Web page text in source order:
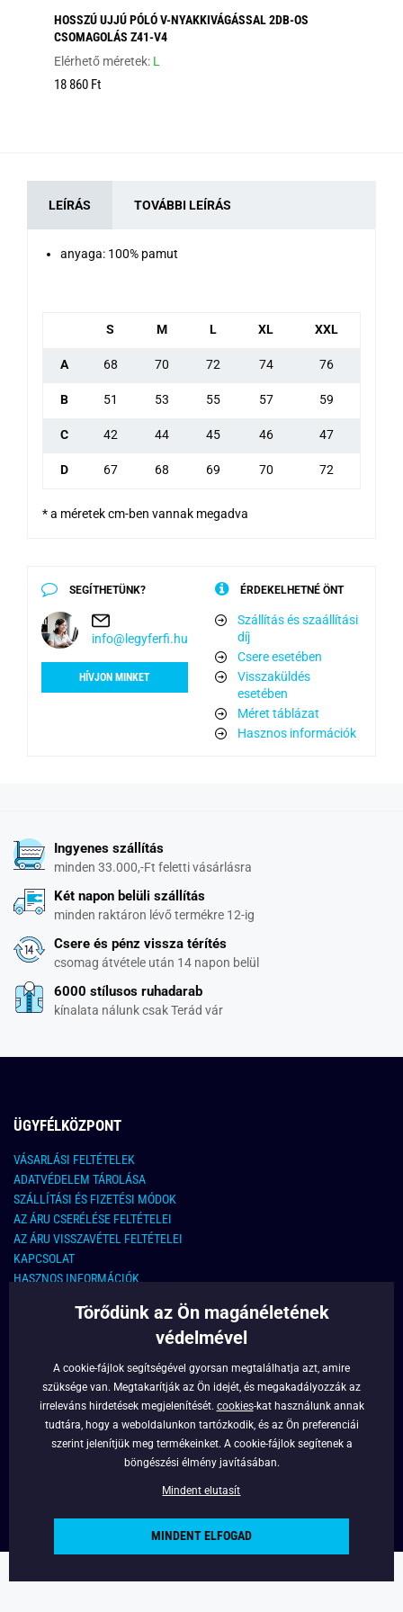
HOSSZÚ UJJÚ PÓLÓ V-NYAKKIVÁGÁSSAL 2DB-OS
CSOMAGOLÁS Z41-V4
Elérhető méretek: L
18 860 Ft
LEÍRÁS TOVÁBBI LEÍRÁS
anyaga: 100% pamut
S M L XL XXL
A 68 70 72 74 76
B 51 53 55 57 59
C 42 44 45 46 47
D 67 68 69 70 72
* a méretek cm-ben vannak megadva
SEGÍTHETÜNK?
info@legyferfi.hu
HÍVJON MINKET
ÉRDEKELHETNÉ ÖNT
Szállítás és szaállítási
díj
Csere esetében
Visszaküldés
esetében
Méret táblázat
Hasznos információk
Ingyenes szállítás
minden 33.000,-Ft feletti vásárlásra
Két napon belüli szállítás
minden raktáron lévő termékre 12-ig
Csere és pénz vissza térítés
csomag átvétele után 14 napon belül
6000 stílusos ruhadarab
kínalata nálunk csak Terád vár
ÜGYFÉLKÖZPONT
VÁSARLÁSI FELTÉTELEK
ADATVÉDELEM TÁROLÁSA
SZÁLLÍTÁSI ÉS FIZETÉSI MÓDOK
AZ ÁRU CSERÉLÉSE FELTÉTELEI
AZ ÁRU VISSZAVÉTEL FELTÉTELEI
KAPCSOLAT
HASZNOS INFORMÁCIÓK
KAPCSOLAT
info@legyferfi.hu
FONTOS INFORMÁCIÓK
RÓLUNK
Törődünk az Ön magánéletének
védelmével
A cookie-fájlok segítségével gyorsan megtalálhatja azt, amire
szüksége van. Megtakarítják az Ön idejét, és megakadályozzák az
irreleváns hirdetések megjelenítését. cookies-kat használunk annak
tudtára, hogy a weboldalunkon tartózkodik, és az Ön preferenciái
szerint jelenítjük meg termékeinket. A cookie-fájlok segítenek a
böngészési élmény javításában.
Mindent elutasít
MINDENT ELFOGAD